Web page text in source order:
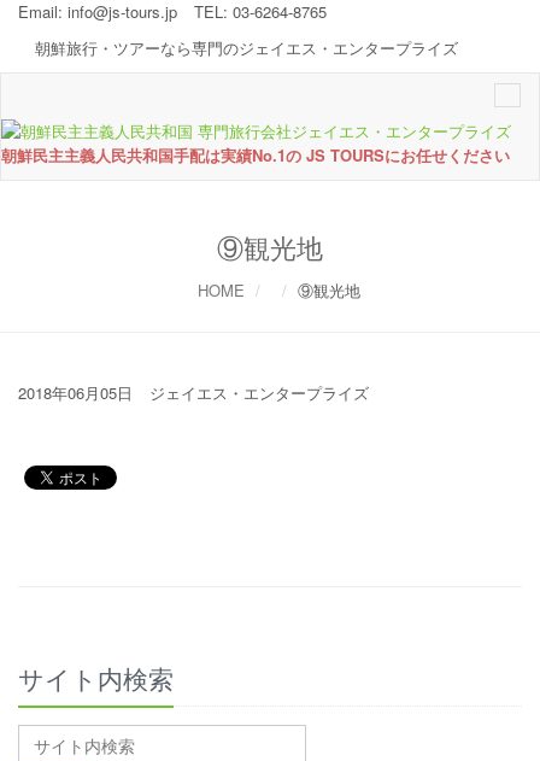
Email: info@js-tours.jp
TEL: 03-6264-8765
朝鮮旅行・ツアーなら専門のジェイエス・エンタープライズ
朝鮮民主主義人民共和国手配は実績No.1の JS TOURSにお任せください
⑨観光地
HOME ⑨観光地
2018年06月05日 ジェイエス・エンタープライズ
サイト内検索